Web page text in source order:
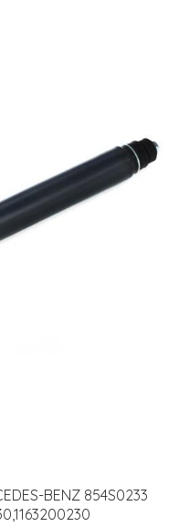
BENZ 854S0233